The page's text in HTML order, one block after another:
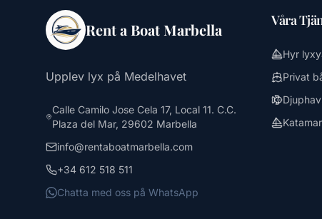
Rent a Boat Marbella
Upplev lyx på Medelhavet
Calle Camilo Jose Cela 17, Local 11. C.C.
Plaza del Mar, 29602 Marbella
info@rentaboatmarbella.com
+34 612 518 511
Chatta med oss på WhatsApp
Våra
Hyr
Privat